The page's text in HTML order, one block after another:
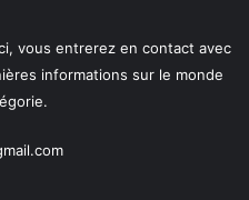
vous entrerez en contact avec
informations sur le monde